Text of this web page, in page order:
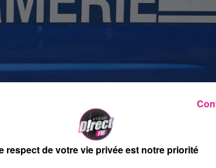
respect de votre vie privée est notre priorité